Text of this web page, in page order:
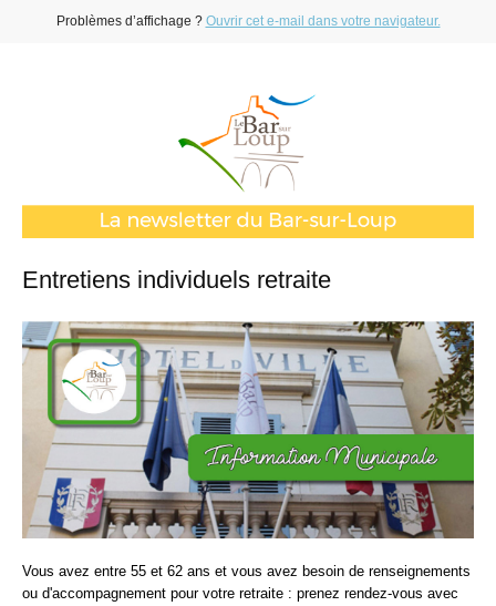
Problèmes d’affichage ? Ouvrir cet e-mail dans votre navigateur.
Entretiens individuels retraite
Vous avez entre 55 et 62 ans et vous avez besoin de renseignements
ou d'accompagnement pour votre retraite : prenez rendez-vous avec